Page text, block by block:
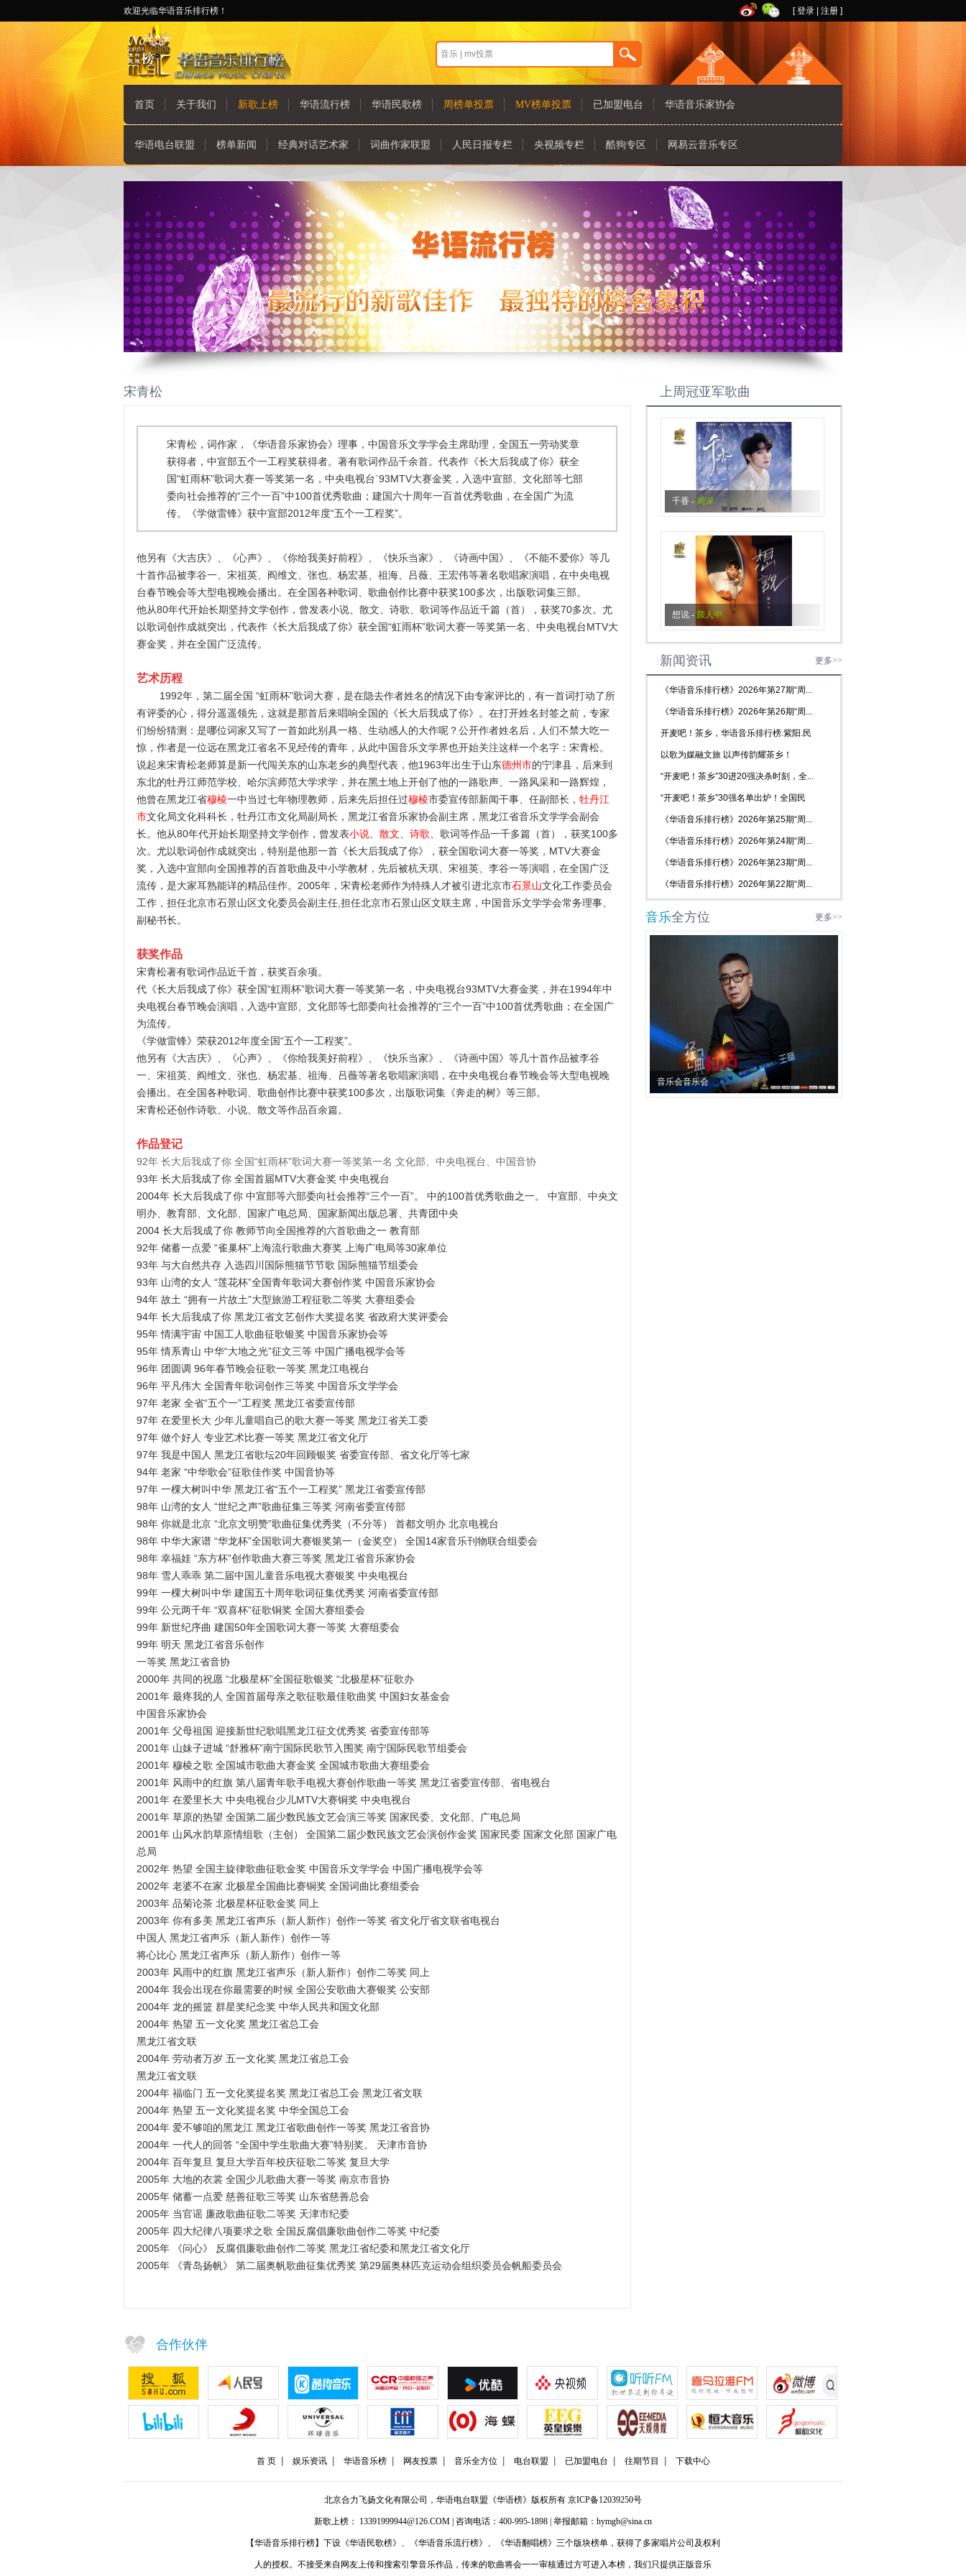
欢迎光临华语音乐排行榜！ [登录 注册 ]
首页 关于我们 新歌上榜 华语流行榜 华语民歌榜 周榜单投票 MV榜单投票 已加盟电台 华语音乐家协会
华语电台联盟 榜单新闻 经典对话艺术家 词曲作家联盟 人民日报专栏 央视频专栏 酷狗专区 网易云音乐专区
宋青松
宋青松，词作家，《华语音乐家协会》理事，中国音乐文学学会主席助理，全国五一劳动奖章
获得者，中宣部五个一工程奖获得者。著有歌词作品千余首。代表作《长大后我成了你》获全
国“虹雨杯”歌词大赛一等奖第一名，中央电视台`93MTV大赛金奖，入选中宣部、文化部等七部
委向社会推荐的“三个一百”中100首优秀歌曲；建国六十周年一百首优秀歌曲，在全国广为流
传。《学做雷锋》获中宣部2012年度“五个一工程奖”。
他另有《大吉庆》、《心声》、《你给我美好前程》、《快乐当家》、《诗画中国》、《不能不爱你》等几
十首作品被李谷一、宋祖英、阎维文、张也、杨宏基、祖海、吕薇、王宏伟等著名歌唱家演唱，在中央电视
台春节晚会等大型电视晚会播出。在全国各种歌词、歌曲创作比赛中获奖100多次，出版歌词集三部。
他从80年代开始长期坚持文学创作，曾发表小说、散文、诗歌、歌词等作品近千篇（首），获奖70多次。尤
以歌词创作成就突出，代表作《长大后我成了你》获全国“虹雨杯”歌词大赛一等奖第一名、中央电视台MTV大
赛金奖，并在全国广泛流传。
艺术历程
1992年，第二届全国 “虹雨杯”歌词大赛，是在隐去作者姓名的情况下由专家评比的，有一首词打动了所
有评委的心，得分遥遥领先，这就是那首后来唱响全国的《长大后我成了你》。在打开姓名封签之前，专家
们纷纷猜测：是哪位词家又写了一首如此别具一格、生动感人的大作呢？公开作者姓名后，人们不禁大吃一
惊，作者是一位远在黑龙江省名不见经传的青年，从此中国音乐文学界也开始关注这样一个名字：宋青松。
说起来宋青松老师算是新一代闯关东的山东老乡的典型代表，他1963年出生于山东德州市的宁津县，后来到
东北的牡丹江师范学校、哈尔滨师范大学求学，并在黑土地上开创了他的一路歌声、一路风采和一路辉煌，
他曾在黑龙江省穆棱一中当过七年物理教师，后来先后担任过穆棱市委宣传部新闻干事、任副部长， 牡丹江
市文化局文化科科长，牡丹江市文化局副局长，黑龙江省音乐家协会副主席，黑龙江省音乐文学学会副会
长。他从80年代开始长期坚持文学创作，曾发表小说 散文 诗歌 、歌词等作品一千多篇（首），获奖100多
次。尤以歌词创作成就突出，特别是他那一首《长大后我成了你》，获全国歌词大赛一等奖，MTV大赛金
奖，入选中宣部向全国推荐的百首歌曲及中小学教材，先后被杭天琪、宋祖英、李谷一等演唱，在全国广泛
流传，是大家耳熟能详的精品佳作。2005年，宋青松老师作为特殊人才被引进北京市石景山文化工作委员会
工作，担任北京市石景山区文化委员会副主任,担任北京市石景山区文联主席，中国音乐文学学会常务理事、
副秘书长。
获奖作品
宋青松著有歌词作品近千首，获奖百余项。
代《长大后我成了你》获全国“虹雨杯”歌词大赛一等奖第一名，中央电视台93MTV大赛金奖，并在1994年中
央电视台春节晚会演唱，入选中宣部、文化部等七部委向社会推荐的“三个一百”中100首优秀歌曲；在全国广
为流传。
《学做雷锋》荣获2012年度全国“五个一工程奖”。
他另有《大吉庆》、《心声》、《你给我美好前程》、《快乐当家》、《诗画中国》等几十首作品被李谷
一、宋祖英、阎维文、张也、杨宏基、祖海、吕薇等著名歌唱家演唱，在中央电视台春节晚会等大型电视晚
会播出。在全国各种歌词、歌曲创作比赛中获奖100多次，出版歌词集《奔走的树》等三部。
宋青松还创作诗歌、小说、散文等作品百余篇。
作品登记
92年 长大后我成了你 全国“虹雨杯”歌词大赛一等奖第一名 文化部、中央电视台、中国音协
93年 长大后我成了你 全国首届MTV大赛金奖 中央电视台
2004年 长大后我成了你 中宣部等六部委向社会推荐“三个一百”。 中的100首优秀歌曲之一。 中宣部、中央文
明办、教育部、文化部、国家广电总局、国家新闻出版总署、共青团中央
2004 长大后我成了你 教师节向全国推荐的六首歌曲之一 教育部
92年 储蓄一点爱 “雀巢杯”上海流行歌曲大赛奖 上海广电局等30家单位
93年 与大自然共存 入选四川国际熊猫节节歌 国际熊猫节组委会
93年 山湾的女人 “莲花杯”全国青年歌词大赛创作奖 中国音乐家协会
94年 故土 “拥有一片故土”大型旅游工程征歌二等奖 大赛组委会
94年 长大后我成了你 黑龙江省文艺创作大奖提名奖 省政府大奖评委会
95年 情满宇宙 中国工人歌曲征歌银奖 中国音乐家协会等
95年 情系青山 中华“大地之光”征文三等 中国广播电视学会等
96年 团圆调 96年春节晚会征歌一等奖 黑龙江电视台
96年 平凡伟大 全国青年歌词创作三等奖 中国音乐文学学会
97年 老家 全省“五个一”工程奖 黑龙江省委宣传部
97年 在爱里长大 少年儿童唱自己的歌大赛一等奖 黑龙江省关工委
97年 做个好人 专业艺术比赛一等奖 黑龙江省文化厅
97年 我是中国人 黑龙江省歌坛20年回顾银奖 省委宣传部、省文化厅等七家
94年 老家 “中华歌会”征歌佳作奖 中国音协等
97年 一棵大树叫中华 黑龙江省“五个一工程奖” 黑龙江省委宣传部
98年 山湾的女人 “世纪之声”歌曲征集三等奖 河南省委宣传部
98年 你就是北京 “北京文明赞”歌曲征集优秀奖（不分等） 首都文明办 北京电视台
98年 中华大家谱 “华龙杯”全国歌词大赛银奖第一（金奖空） 全国14家音乐刊物联合组委会
98年 幸福娃 “东方杯”创作歌曲大赛三等奖 黑龙江省音乐家协会
98年 雪人乖乖 第二届中国儿童音乐电视大赛银奖 中央电视台
99年 一棵大树叫中华 建国五十周年歌词征集优秀奖 河南省委宣传部
99年 公元两千年 “双喜杯”征歌铜奖 全国大赛组委会
99年 新世纪序曲 建国50年全国歌词大赛一等奖 大赛组委会
99年 明天 黑龙江省音乐创作
一等奖 黑龙江省音协
2000年 共同的祝愿 “北极星杯”全国征歌银奖 “北极星杯”征歌办
2001年 最疼我的人 全国首届母亲之歌征歌最佳歌曲奖 中国妇女基金会
中国音乐家协会
2001年 父母祖国 迎接新世纪歌唱黑龙江征文优秀奖 省委宣传部等
2001年 山妹子进城 “舒雅杯”南宁国际民歌节入围奖 南宁国际民歌节组委会
2001年 穆棱之歌 全国城市歌曲大赛金奖 全国城市歌曲大赛组委会
2001年 风雨中的红旗 第八届青年歌手电视大赛创作歌曲一等奖 黑龙江省委宣传部、省电视台
2001年 在爱里长大 中央电视台少儿MTV大赛铜奖 中央电视台
2001年 草原的热望 全国第二届少数民族文艺会演三等奖 国家民委、文化部、广电总局
2001年 山风水韵草原情组歌（主创） 全国第二届少数民族文艺会演创作金奖 国家民委 国家文化部 国家广电
总局
2002年 热望 全国主旋律歌曲征歌金奖 中国音乐文学学会 中国广播电视学会等
2002年 老婆不在家 北极星全国曲比赛铜奖 全国词曲比赛组委会
2003年 品菊论茶 北极星杯征歌金奖 同上
2003年 你有多美 黑龙江省声乐（新人新作）创作一等奖 省文化厅省文联省电视台
中国人 黑龙江省声乐（新人新作）创作一等
将心比心 黑龙江省声乐（新人新作）创作一等
2003年 风雨中的红旗 黑龙江省声乐（新人新作）创作二等奖 同上
2004年 我会出现在你最需要的时候 全国公安歌曲大赛银奖 公安部
2004年 龙的摇篮 群星奖纪念奖 中华人民共和国文化部
2004年 热望 五一文化奖 黑龙江省总工会
黑龙江省文联
2004年 劳动者万岁 五一文化奖 黑龙江省总工会
黑龙江省文联
2004年 福临门 五一文化奖提名奖 黑龙江省总工会 黑龙江省文联
2004年 热望 五一文化奖提名奖 中华全国总工会
2004年 爱不够咱的黑龙江 黑龙江省歌曲创作一等奖 黑龙江省音协
2004年 一代人的回答 “全国中学生歌曲大赛”特别奖。 天津市音协
2004年 百年复旦 复旦大学百年校庆征歌二等奖 复旦大学
2005年 大地的衣裳 全国少儿歌曲大赛一等奖 南京市音协
2005年 储蓄一点爱 慈善征歌三等奖 山东省慈善总会
2005年 当官谣 廉政歌曲征歌二等奖 天津市纪委
2005年 四大纪律八项要求之歌 全国反腐倡廉歌曲创作二等奖 中纪委
2005年 《问心》 反腐倡廉歌曲创作二等奖 黑龙江省纪委和黑龙江省文化厅
2005年 《青岛扬帆》 第二届奥帆歌曲征集优秀奖 第29届奥林匹克运动会组织委员会帆船委员会
上周冠亚军歌曲
千香 - 周深
想说 - 颜人中
新闻资讯 更多>>
《华语音乐排行榜》2026年第27期“周...
《华语音乐排行榜》2026年第26期“周...
开麦吧！茶乡，华语音乐排行榜.紫阳.民
歌...
以歌为媒融文旅 以声传韵耀茶乡！
2026...
“开麦吧！茶乡”30进20强决杀时刻，全...
“开麦吧！茶乡”30强名单出炉！全国民
歌...
《华语音乐排行榜》2026年第25期“周...
《华语音乐排行榜》2026年第24期“周...
《华语音乐排行榜》2026年第23期“周...
《华语音乐排行榜》2026年第22期“周...
音乐全方位 更多>>
音乐会音乐会
合作伙伴
首 页 娱乐资讯 华语音乐榜 网友投票 音乐全方位 电台联盟 已加盟电台 往期节目 下载中心
北京合力飞扬文化有限公司，华语电台联盟《华语榜》版权所有 京ICP备12039250号
新歌上榜： 13391999944@126.COM | 咨询电话：400-995-1898 | 举报邮箱：hymgb@sina.cn
【华语音乐排行榜】下设《华语民歌榜》、《华语音乐流行榜》、《华语翻唱榜》三个版块榜单，获得了多家唱片公司及权利
人的授权。不接受来自网友上传和搜索引擎音乐作品，传来的歌曲将会一一审核通过方可进入本榜，我们只提供正版音乐